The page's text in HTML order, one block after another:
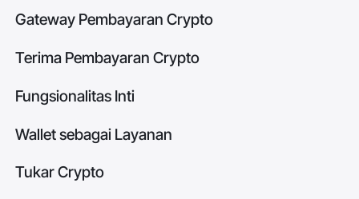
Gateway Pembayaran Crypto
Terima Pembayaran Crypto
Fungsionalitas Inti
Wallet sebagai Layanan
Tukar Crypto